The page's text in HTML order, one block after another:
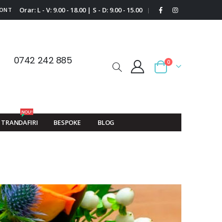
Orar: L - V: 9.00 - 18.00 | S - D: 9.00 - 15.00 |
0742 242 885
Cart
0
TRANDAFIRI
NOU!
BESPOKE BLOG